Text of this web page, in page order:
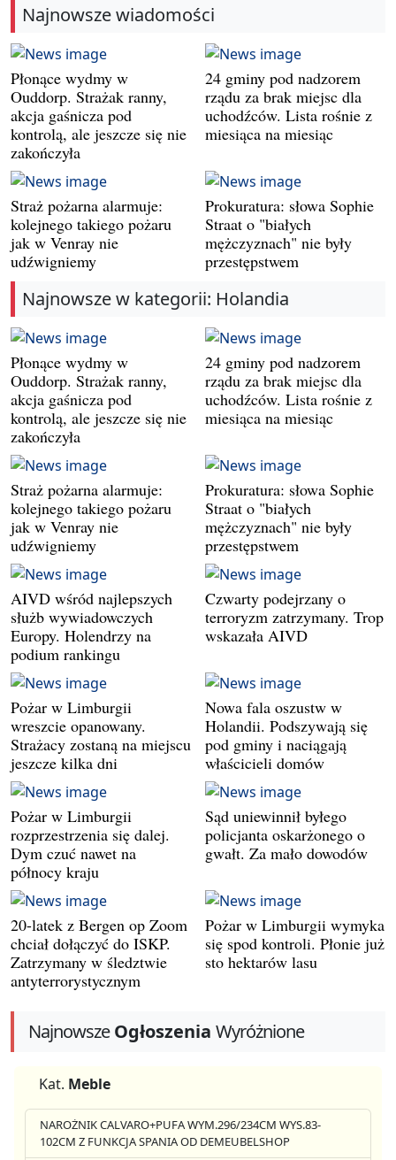
Najnowsze wiadomości
Płonące wydmy w
Ouddorp. Strażak ranny,
akcja gaśnicza pod
kontrolą, ale jeszcze się nie
zakończyła
24 gminy pod nadzorem
rządu za brak miejsc dla
uchodźców. Lista rośnie z
miesiąca na miesiąc
Straż pożarna alarmuje:
kolejnego takiego pożaru
jak w Venray nie
udźwigniemy
Prokuratura: słowa Sophie
Straat o "białych
mężczyznach" nie były
przestępstwem
Najnowsze w kategorii: Holandia
Płonące wydmy w
Ouddorp. Strażak ranny,
akcja gaśnicza pod
kontrolą, ale jeszcze się nie
zakończyła
24 gminy pod nadzorem
rządu za brak miejsc dla
uchodźców. Lista rośnie z
miesiąca na miesiąc
Straż pożarna alarmuje:
kolejnego takiego pożaru
jak w Venray nie
udźwigniemy
Prokuratura: słowa Sophie
Straat o "białych
mężczyznach" nie były
przestępstwem
AIVD wśród najlepszych
służb wywiadowczych
Europy. Holendrzy na
podium rankingu
Czwarty podejrzany o
terroryzm zatrzymany. Trop
wskazała AIVD
Pożar w Limburgii
wreszcie opanowany.
Strażacy zostaną na miejscu
jeszcze kilka dni
Nowa fala oszustw w
Holandii. Podszywają się
pod gminy i naciągają
właścicieli domów
Pożar w Limburgii
rozprzestrzenia się dalej.
Dym czuć nawet na
północy kraju
Sąd uniewinnił byłego
policjanta oskarżonego o
gwałt. Za mało dowodów
20-latek z Bergen op Zoom
chciał dołączyć do ISKP.
Zatrzymany w śledztwie
antyterrorystycznym
Pożar w Limburgii wymyka
się spod kontroli. Płonie już
sto hektarów lasu
NajnowszeOgłoszenia Wyróżnione
Kat. Meble
NAROŻNIK CALVARO+PUFA WYM.296/234CM WYS.83-
102CM Z FUNKCJA SPANIA OD DEMEUBELSHOP